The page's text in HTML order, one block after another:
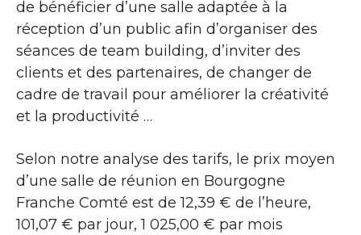
de bénéficier d’une salle adaptée à la
réception d’un public afin d’organiser des
séances de team building, d’inviter des
clients et des partenaires, de changer de
cadre de travail pour améliorer la créativité
et la productivité …
Selon notre analyse des tarifs, le prix moyen
d’une salle de réunion en Bourgogne
Franche Comté est de 12,39 € de l’heure,
101,07 € par jour, 1 025,00 € par mois